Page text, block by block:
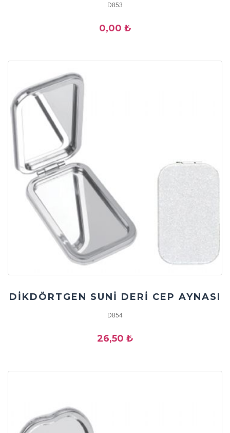
D853
0,00 ₺
DİKDÖRTGEN SUNİ DERİ CEP AYNASI
D854
26,50 ₺